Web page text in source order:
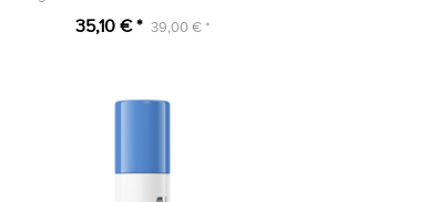
35,10 € * 39,00 € *